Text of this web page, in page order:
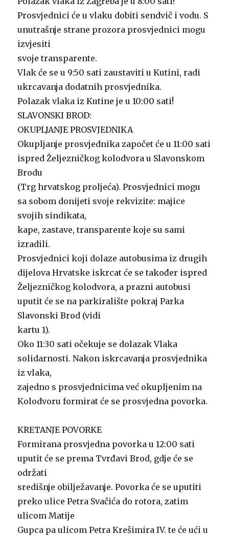
Prosvjednici će u vlaku dobiti sendvič i vodu. S
unutrašnje strane prozora prosvjednici mogu
izvjesiti
svoje transparente.
Vlak će se u 9:50 sati zaustaviti u Kutini, radi
ukrcavanja dodatnih prosvjednika.
Polazak vlaka iz Kutine je u 10:00 sati!
SLAVONSKI BROD:
OKUPLJANJE PROSVJEDNIKA
Okupljanje prosvjednika započet će u 11:00 sati
ispred Željezničkog kolodvora u Slavonskom
Brodu
(Trg hrvatskog proljeća). Prosvjednici mogu
sa sobom donijeti svoje rekvizite: majice
svojih sindikata,
kape, zastave, transparente koje su sami
izradili.
Prosvjednici koji dolaze autobusima iz drugih
dijelova Hrvatske iskrcat će se također ispred
Željezničkog kolodvora, a prazni autobusi
uputit će se na parkiralište pokraj Parka
Slavonski Brod (vidi
kartu 1).
Oko 11:30 sati očekuje se dolazak Vlaka
solidarnosti. Nakon iskrcavanja prosvjednika
iz vlaka,
zajedno s prosvjednicima već okupljenim na
Kolodvoru formirat će se prosvjedna povorka.
KRETANJE POVORKE
Formirana prosvjedna povorka u 12:00 sati
uputit će se prema Tvrđavi Brod, gdje će se
održati
središnje obilježavanje. Povorka će se uputiti
preko ulice Petra Svačića do rotora, zatim
ulicom Matije
Gupca pa ulicom Petra Krešimira IV. te će ući u